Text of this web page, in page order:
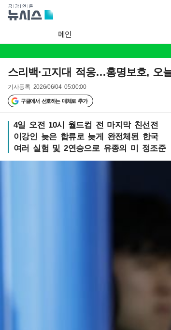
메인
스리백·고지대 적응…홍명보호, 오
기사등록 2026/06/04 05:00:00
구글에서 선호하는 매체로 추가
4일 오전 10시 월드컵 전 마지막 친선전
이강인 늦은 합류로 늦게 완전체된 한국
여러 실험 및 2연승으로 유종의 미 정조준